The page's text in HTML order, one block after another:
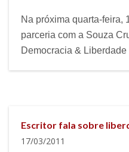
Na próxima quarta-feira,
parceria com a Souza
Democracia &
Escritor fala sobre
17/03/2011